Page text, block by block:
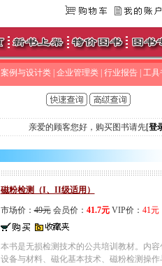
案例与设计类 企业管理类 行业报告 工具
亲爱的顾客您好，购买图书请先[登
磁粉检测（I、II级适用）
市场价：49元会员价： 41.7元VIP价： 41元
本书是无损检测技术的公共培训教材。内
设备与材料、磁化基本技术、磁粉检测操